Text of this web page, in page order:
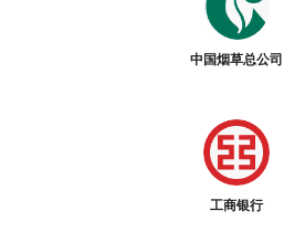
中国烟草总公司
工商银行